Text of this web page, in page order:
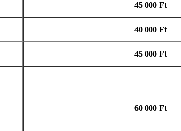
45 000 Ft
40 000 Ft
45 000 Ft
60 000 Ft